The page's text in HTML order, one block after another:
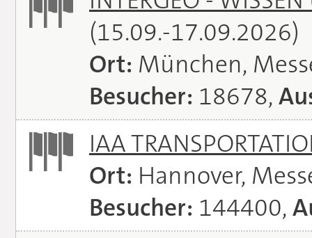
(15.09.-17.09.2026)
Ort: München,
Besucher: 18678,
IAA
Ort: Hannover,
Besucher: 144400,